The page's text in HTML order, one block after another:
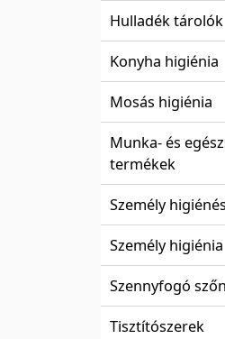
Hulladék tárolók
Konyha higiénia
Mosás higiénia
Munka- és
termékek
Személy
Személy higiénia
Szennyfogó
Tisztítószerek